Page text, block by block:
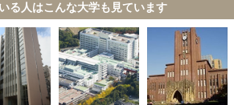
る人はこんな大学も見ています